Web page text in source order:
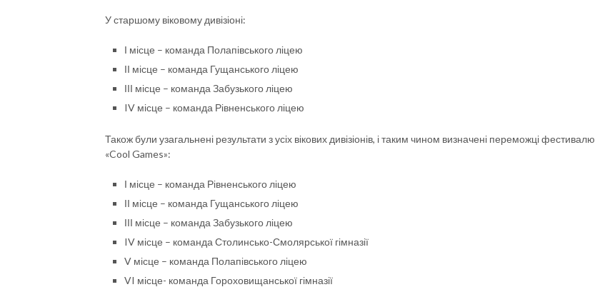
У старшому віковому дивізіоні:
І місце – команда Полапівського ліцею
ІІ місце – команда Гущанського ліцею
ІІІ місце – команда Забузького ліцею
IV місце – команда Рівненського ліцею
Також були узагальнені результати з усіх вікових дивізіонів, і таким чином визначені переможці фестивалю
«Cool Games»:
І місце – команда Рівненського ліцею
ІІ місце – команда Гущанського ліцею
ІІІ місце – команда Забузького ліцею
IV місце – команда Столинсько-Смолярської гімназії
V місце – команда Полапівського ліцею
VI місце- команда Гороховищанської гімназії